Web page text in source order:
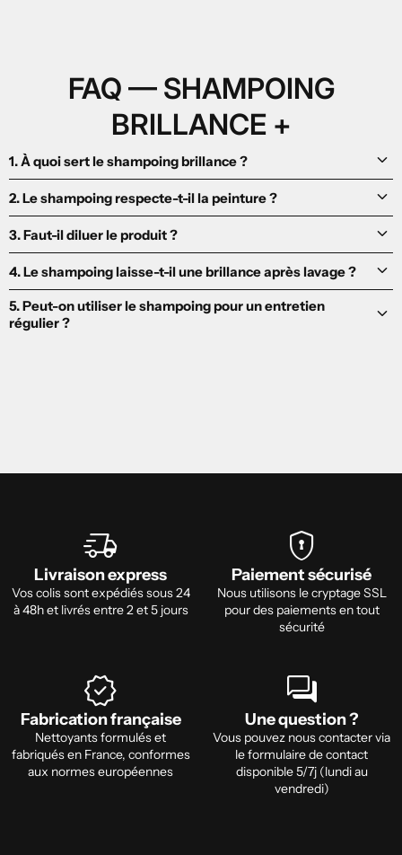
FAQ — SHAMPOING
BRILLANCE +
1. À quoi sert le shampoing brillance ? keyboard_arrow_down
2. Le shampoing respecte-t-il la peinture ? keyboard_arrow_down
3. Faut-il diluer le produit ? keyboard_arrow_down
4. Le shampoing laisse-t-il une brillance après lavage ? keyboard_arrow_down
5. Peut-on utiliser le shampoing pour un entretien
régulier ?
keyboard_arrow_down
delivery_truck_speed
Livraison express
Vos colis sont expédiés sous 24
à 48h et livrés entre 2 et 5 jours
encrypted
Paiement sécurisé
Nous utilisons le cryptage SSL
pour des paiements en tout
sécurité
verified
Fabrication française
Nettoyants formulés et
fabriqués en France, conformes
aux normes européennes
forum
Une question ?
Vous pouvez nous contacter via
le formulaire de contact
disponible 5/7j (lundi au
vendredi)